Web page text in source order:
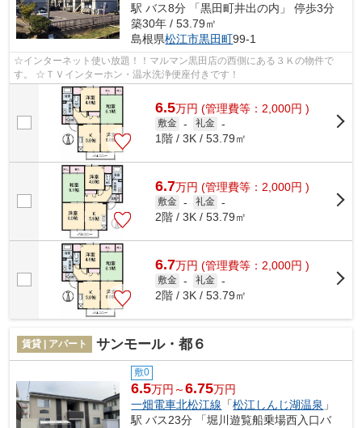
駅 バス8分 「黒田町井出の内」 停歩3分
築30年 / 53.79㎡
島根県松江市黒田町99-1
☆インターネット使い放題！！マルマン黒田店の西側にある３Ｋの物件で
す。 ☆ＴＶインターホン・温水洗浄便座付きです！
6.5万円 (管理費等：2,000円 )
敷金 - 礼金 -
1階 / 3K / 53.79㎡
6.7万円 (管理費等：2,000円 )
敷金 - 礼金 -
2階 / 3K / 53.79㎡
6.7万円 (管理費等：2,000円 )
敷金 - 礼金 -
2階 / 3K / 53.79㎡
賃貸 | アパート サンモール・都６
敷0
6.5万円～6.75万円
一畑電車北松江線 「松江しんじ湖温泉 」
駅 バス23分 「堀川遊覧船乗場西入口バ